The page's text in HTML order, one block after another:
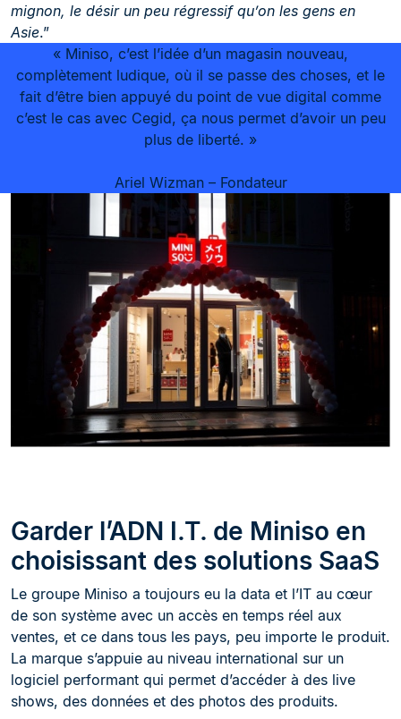
mignon, le désir un peu régressif qu’on les gens en
Asie.”
« Miniso, c’est l’idée d’un magasin nouveau,
complètement ludique, où il se passe des choses, et le
fait d’être bien appuyé du point de vue digital comme
c’est le cas avec Cegid, ça nous permet d’avoir un peu
plus de liberté. »
Ariel Wizman – Fondateur
Garder l’ADN I.T. de Miniso en
choisissant des solutions SaaS
Le groupe Miniso a toujours eu la data et l’IT au cœur
de son système avec un accès en temps réel aux
ventes, et ce dans tous les pays, peu importe le produit.
La marque s’appuie au niveau international sur un
logiciel performant qui permet d’accéder à des live
shows, des données et des photos des produits.